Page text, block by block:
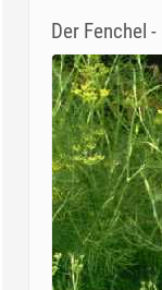
Der Fenchel